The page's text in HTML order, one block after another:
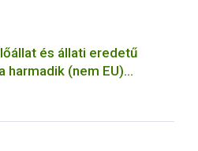
és állati eredetű
harmadik (nem EU)